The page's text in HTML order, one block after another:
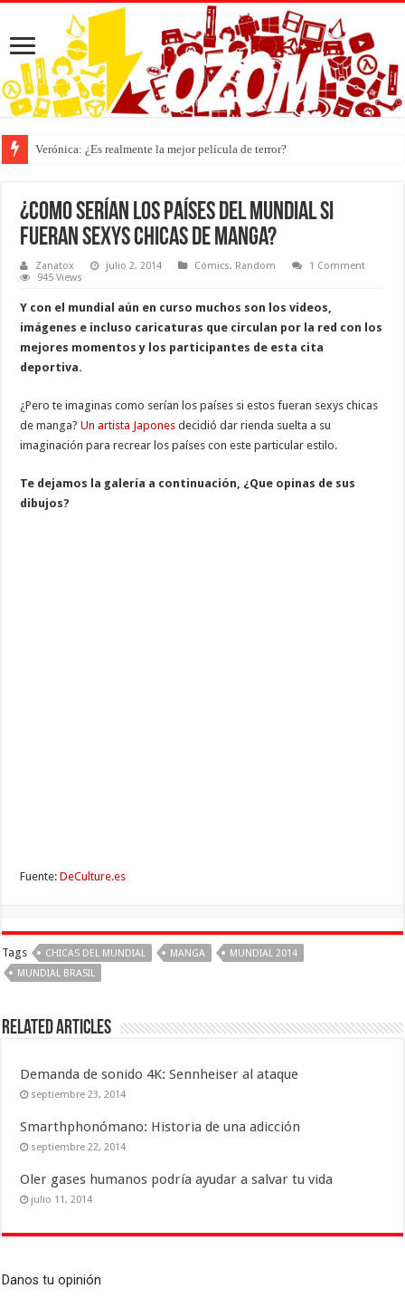
Verónica: ¿Es realmente la mejor película de terror?
¿Como serían los países del mundial si
fueran sexys chicas de manga?
Zanatox julio 2, 2014 Cómics, Random
1 Comment
945 Views
Y con el mundial aún en curso muchos son los videos,
imágenes e incluso caricaturas que circulan por la red con los
mejores momentos y los participantes de esta cita
deportiva.
¿Pero te imaginas como serían los países si estos fueran sexys chicas
de manga?Un artista Japones decidió dar rienda suelta a su
imaginación para recrear los países con este particular estilo.
Te dejamos la galería a continuación, ¿Que opinas de sus
dibujos?
Fuente:DeCulture.es
Tags CHICAS DEL MUNDIAL MANGA
MUNDIAL 2014
MUNDIAL BRASIL
Related Articles
Demanda de sonido 4K: Sennheiser al ataque
septiembre 23, 2014
Smarthphonómano: Historia de una adicción
septiembre 22, 2014
Oler gases humanos podría ayudar a salvar tu vida
julio 11, 2014
Danos tu opinión